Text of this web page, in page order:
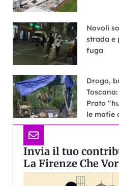
Novoli
strada e
fuga
Droga,
Prato
le mafie
Invia il tuo
La Firenze Che